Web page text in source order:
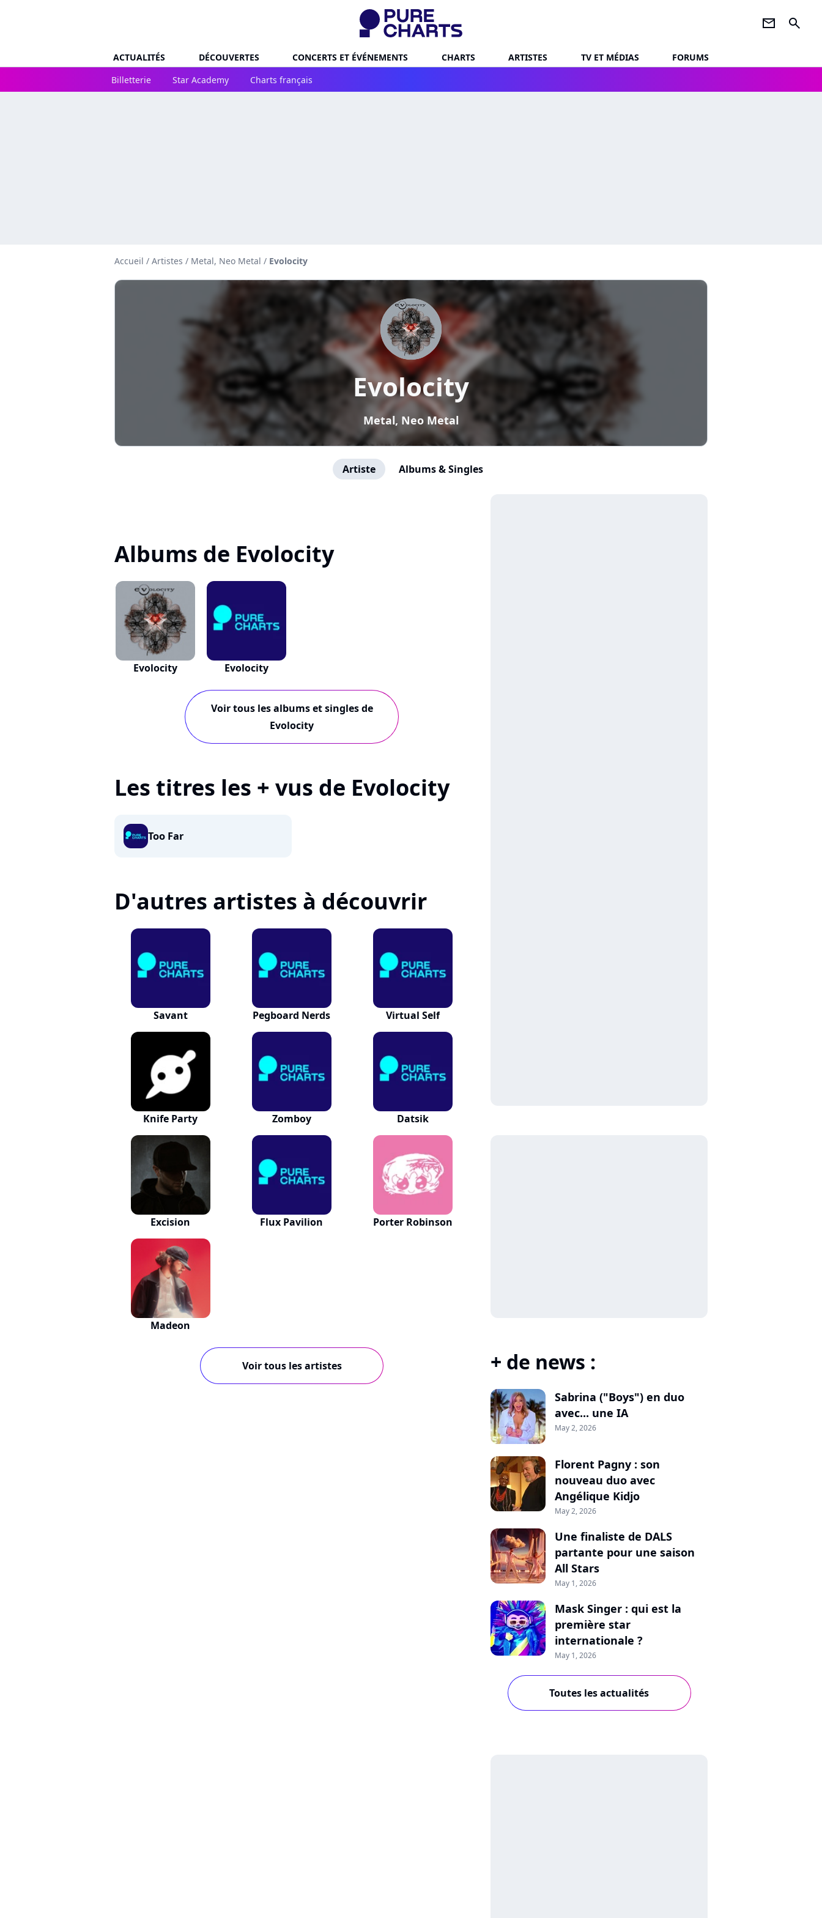
newsletter search
ACTUALITÉS DÉCOUVERTES CONCERTS ET ÉVÉNEMENTS CHARTS ARTISTES TV ET MÉDIAS
FORUMS
Billetterie
Star Academy Charts français
Accueil / Artistes / Metal, Neo Metal / Evolocity
Evolocity
Metal, Neo Metal
Artiste Albums & Singles
Albums de Evolocity
Evolocity Evolocity
Voir tous les albums et singles de
Evolocity
Les titres les + vus de Evolocity
Too Far
D'autres artistes à découvrir
Savant Pegboard Nerds Virtual Self
Knife Party Zomboy Datsik
Excision Flux Pavilion Porter Robinson
Madeon
Voir tous les artistes + de news :
Sabrina ("Boys") en duo
avec... une IA
May 2, 2026
Florent Pagny : son
nouveau duo avec
Angélique Kidjo
May 2, 2026
Une finaliste de DALS
partante pour une saison
All Stars
May 1, 2026
Mask Singer : qui est la
première star
internationale ?
May 1, 2026
Toutes les actualités